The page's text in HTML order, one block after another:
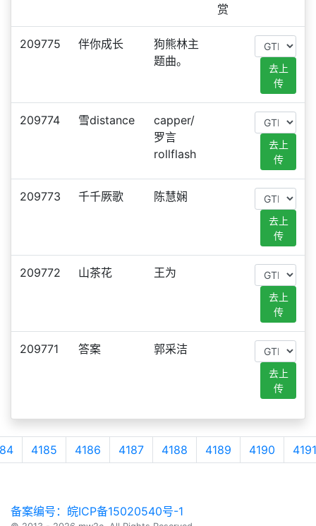
赏
209775 伴你成长
狗熊林主
题曲。
去上
传
209774 雪distance
capper/
罗言
rollflash
去上
传
209773 千千厥歌 陈慧娴
去上
传
209772 山茶花 王为
去上
传
209771 答案 郭采洁
去上
传
4185 4186 4187 4188 4189 4190 4191
备案编号：皖ICP备15020540号-1